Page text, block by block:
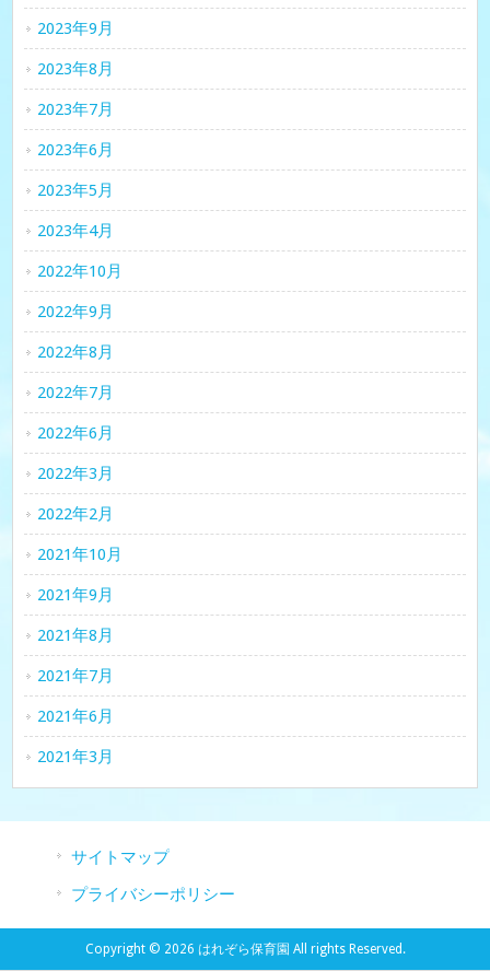
2023年9月
2023年8月
2023年7月
2023年6月
2023年5月
2023年4月
2022年10月
2022年9月
2022年8月
2022年7月
2022年6月
2022年3月
2022年2月
2021年10月
2021年9月
2021年8月
2021年7月
2021年6月
2021年3月
サイトマップ
プライバシーポリシー
Copyright © 2026 はれぞら保育園 All rights Reserved.